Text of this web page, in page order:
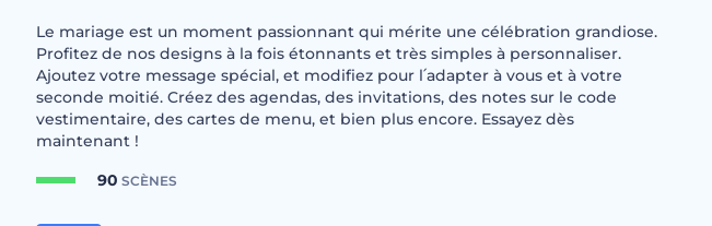
Le mariage est un moment passionnant qui mérite une célébration grandiose.
Profitez de nos designs à la fois étonnants et très simples à personnaliser.
Ajoutez votre message spécial, et modifiez pour l՛adapter à vous et à votre
seconde moitié. Créez des agendas, des invitations, des notes sur le code
vestimentaire, des cartes de menu, et bien plus encore. Essayez dès
maintenant !
90 SCÈNES